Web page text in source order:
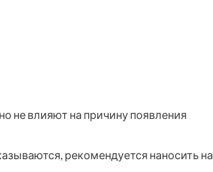
не влияют на причину появления
рекомендуется наносить на